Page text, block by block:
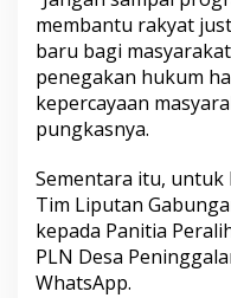
membantu rakyat
baru bagi
penegakan hukum
kepercayaan
pungkasnya.
Sementara itu,
Tim Liputan
kepada Panitia
PLN Desa
WhatsApp.